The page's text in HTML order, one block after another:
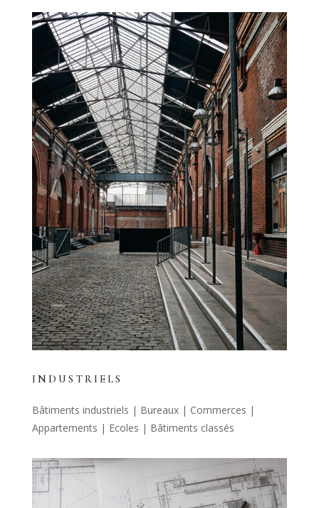
INDUSTRIELS
Bâtiments industriels | Bureaux | Commerces |
Appartements | Ecoles | Bâtiments classés